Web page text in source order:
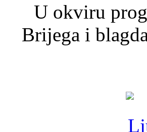
U okviru
Brijega i